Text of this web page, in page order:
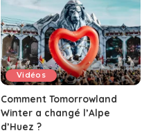
Vidéos
Comment Tomorrowland
Winter a changé l’Alpe
d’Huez ?